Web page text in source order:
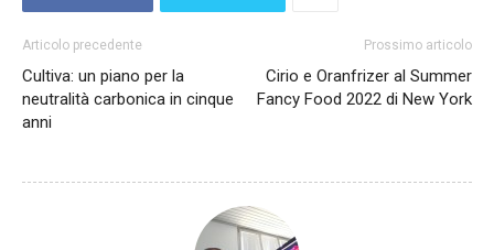
Articolo precedente
Cultiva: un piano per la
neutralità carbonica in cinque
anni
Prossimo articolo
Cirio e Oranfrizer al Summer
Fancy Food 2022 di New York